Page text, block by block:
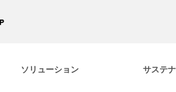
ソリューション サステ